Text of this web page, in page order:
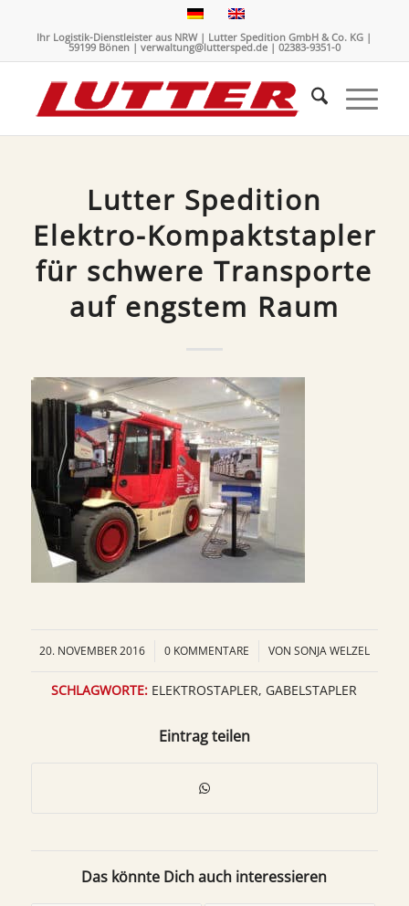
Ihr Logistik-Dienstleister aus NRW | Lutter Spedition GmbH & Co. KG |
59199 Bönen | verwaltung@luttersped.de | 02383-9351-0
Lutter Spedition
Elektro-Kompaktstapler
für schwere Transporte
auf engstem Raum
20. NOVEMBER 2016
/ 0 KOMMENTARE
/ VON SONJA WELZEL
SCHLAGWORTE: ELEKTROSTAPLER, GABELSTAPLER
Eintrag teilen
Das könnte Dich auch interessieren